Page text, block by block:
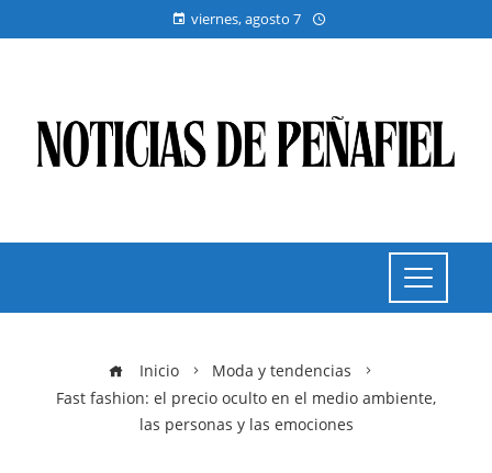
viernes, agosto 7
Inicio
Moda y tendencias
Fast fashion: el precio oculto en el medio ambiente,
las personas y las emociones